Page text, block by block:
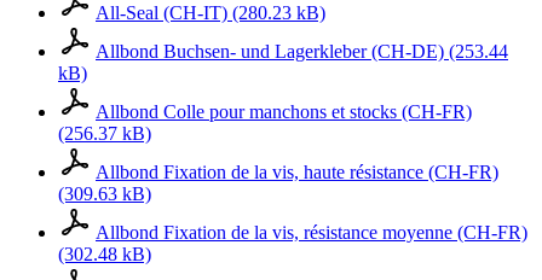
All-Seal (CH-IT) (280.23 kB)
Allbond Buchsen- und Lagerkleber (CH-DE) (253.44
kB)
Allbond Colle pour manchons et stocks (CH-FR)
(256.37 kB)
Allbond Fixation de la vis, haute résistance (CH-FR)
(309.63 kB)
Allbond Fixation de la vis, résistance moyenne (CH-FR)
(302.48 kB)